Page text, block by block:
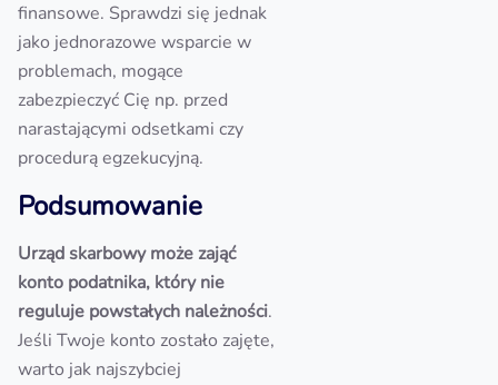
finansowe. Sprawdzi się jednak
jako jednorazowe wsparcie w
problemach, mogące
zabezpieczyć Cię np. przed
narastającymi odsetkami czy
procedurą egzekucyjną.
Podsumowanie
Urząd skarbowy może zająć
konto podatnika, który nie
reguluje powstałych należności.
Jeśli Twoje konto zostało zajęte,
warto jak najszybciej